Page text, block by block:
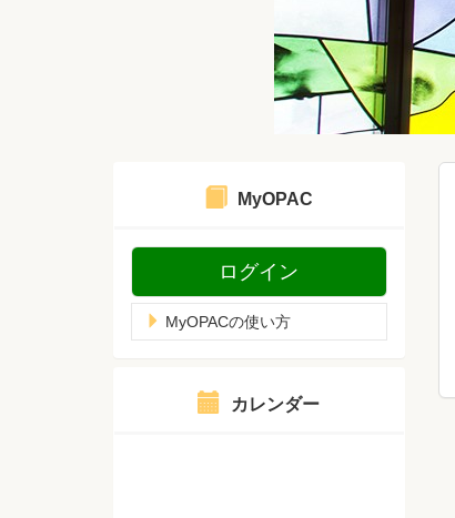
MyOPAC
ログイン
MyOPACの使い方
カレンダー